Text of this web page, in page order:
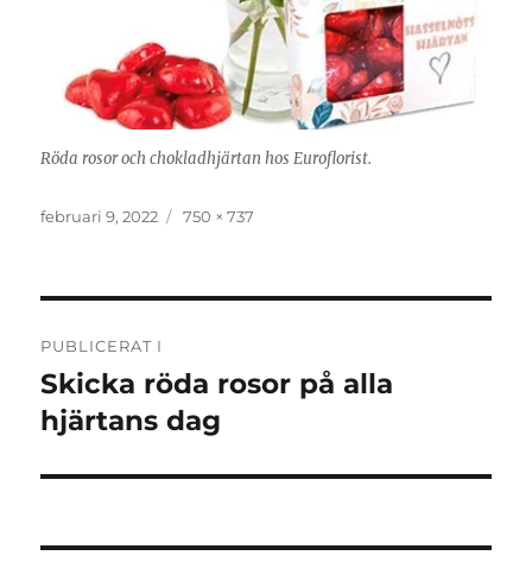
Röda rosor och chokladhjärtan hos Euroflorist.
Publicerat
februari 9, 2022
Full
750 × 737
PUBLICERAT I
Skicka röda rosor på alla
hjärtans dag